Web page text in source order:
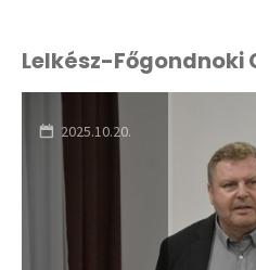
Csendesnap"
Lelkész-Főgondnoki
2025.10.20.